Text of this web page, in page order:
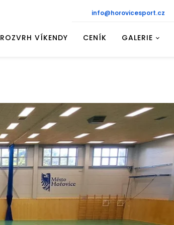
info@horovicesport.cz
ROZVRH VÍKENDY CENÍK GALERIE